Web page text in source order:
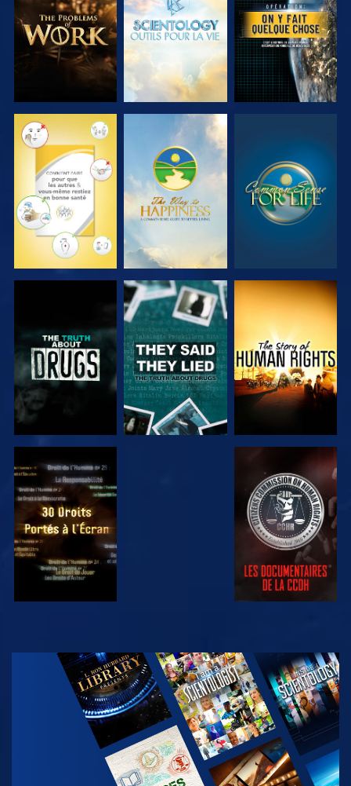
LES SÉRIES
LES SÉRIES
REGARDER REGARDER REGARDER
REGARDER REGARDER
REGARDER REGARDER
REGARDER
DÉCOUVRIR
LES SÉRIES